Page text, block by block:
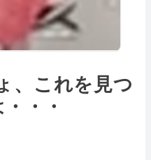
これを見つ
・・